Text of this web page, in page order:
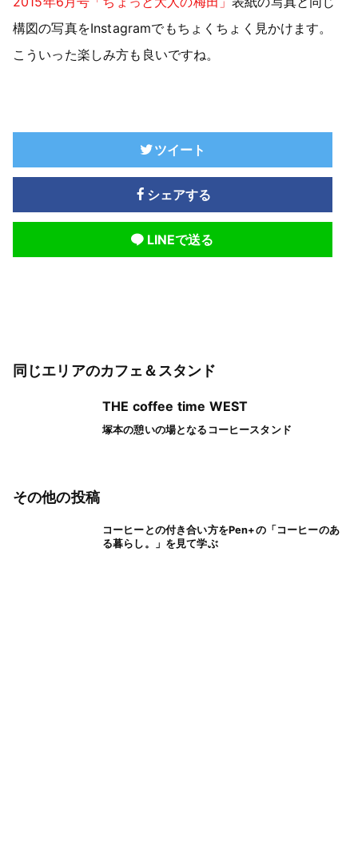
構図の写真をInstagramでもちょくちょく見かけます。
こういった楽しみ方も良いですね。
ツイート
シェアする
LINEで送る
同じエリアのカフェ＆スタンド
THE coffee time WEST
塚本の憩いの場となるコーヒースタンド
その他の投稿
コーヒーとの付き合い方をPen+の「コーヒーのあ
る暮らし。」を見て学ぶ